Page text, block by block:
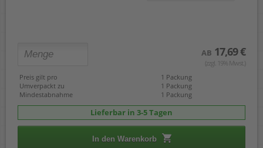
AB 17,69 €
(zzgl. 19% Mwst.)
Preis gilt pro
1 Packung
Umverpackt zu
1 Packung
Mindestabnahme
1 Packung
Lieferbar in 3-5 Tagen
In den Warenkorb